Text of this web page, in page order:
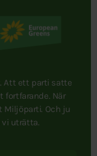
Att ett parti satte
fortfarande. När
Miljöparti. Och ju
vi uträtta.